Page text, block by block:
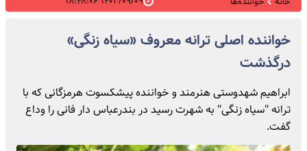
خواننده اصلی ترانه معروف «سیاه زنگی»
درگذشت
ابراهیم شهدوستی هنرمند و خواننده پیشکسوت هرمزگانی که با
ترانه "سیاه زنگی" به شهرت رسید در بندرعباس دار فانی را وداع
گفت.